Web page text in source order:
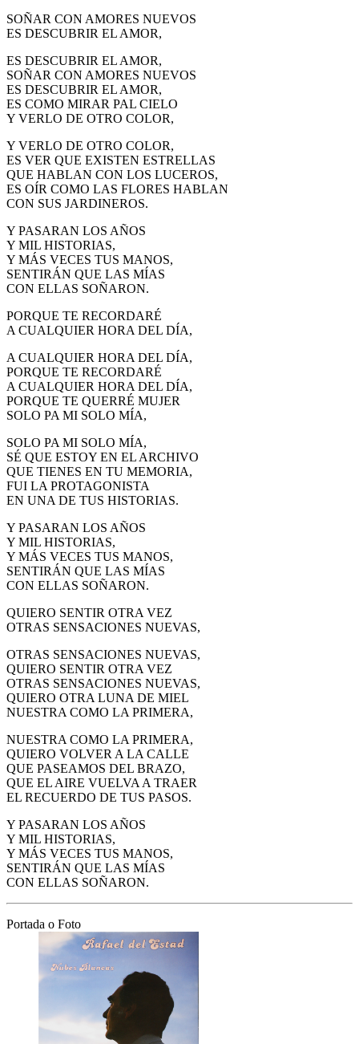
SOÑAR CON AMORES NUEVOS
ES DESCUBRIR EL AMOR,
ES DESCUBRIR EL AMOR,
SOÑAR CON AMORES NUEVOS
ES DESCUBRIR EL AMOR,
ES COMO MIRAR PAL CIELO
Y VERLO DE OTRO COLOR,
Y VERLO DE OTRO COLOR,
ES VER QUE EXISTEN ESTRELLAS
QUE HABLAN CON LOS LUCEROS,
ES OÍR COMO LAS FLORES HABLAN
CON SUS JARDINEROS.
Y PASARAN LOS AÑOS
Y MIL HISTORIAS,
Y MÁS VECES TUS MANOS,
SENTIRÁN QUE LAS MÍAS
CON ELLAS SOÑARON.
PORQUE TE RECORDARÉ
A CUALQUIER HORA DEL DÍA,
A CUALQUIER HORA DEL DÍA,
PORQUE TE RECORDARÉ
A CUALQUIER HORA DEL DÍA,
PORQUE TE QUERRÉ MUJER
SOLO PA MI SOLO MÍA,
SOLO PA MI SOLO MÍA,
SÉ QUE ESTOY EN EL ARCHIVO
QUE TIENES EN TU MEMORIA,
FUI LA PROTAGONISTA
EN UNA DE TUS HISTORIAS.
Y PASARAN LOS AÑOS
Y MIL HISTORIAS,
Y MÁS VECES TUS MANOS,
SENTIRÁN QUE LAS MÍAS
CON ELLAS SOÑARON.
QUIERO SENTIR OTRA VEZ
OTRAS SENSACIONES NUEVAS,
OTRAS SENSACIONES NUEVAS,
QUIERO SENTIR OTRA VEZ
OTRAS SENSACIONES NUEVAS,
QUIERO OTRA LUNA DE MIEL
NUESTRA COMO LA PRIMERA,
NUESTRA COMO LA PRIMERA,
QUIERO VOLVER A LA CALLE
QUE PASEAMOS DEL BRAZO,
QUE EL AIRE VUELVA A TRAER
EL RECUERDO DE TUS PASOS.
Y PASARAN LOS AÑOS
Y MIL HISTORIAS,
Y MÁS VECES TUS MANOS,
SENTIRÁN QUE LAS MÍAS
CON ELLAS SOÑARON.
Portada o Foto